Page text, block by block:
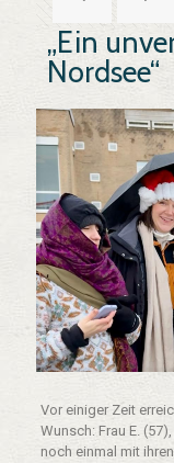
„Ein
Nordsee“
Vor einiger Zeit
Wunsch: Frau E.
noch einmal mit